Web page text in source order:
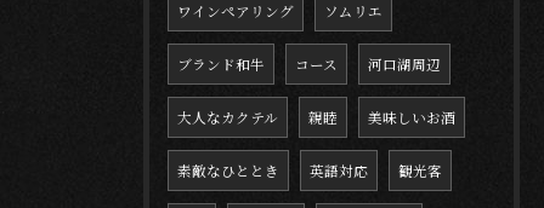
ワインペアリング ソムリエ
ブランド和牛 コース 河口湖周辺
大人なカクテル 親睦 美味しいお酒
素敵なひととき 英語対応 観光客